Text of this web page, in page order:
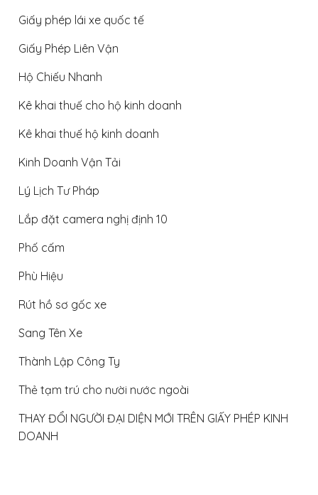
Giấy phép lái xe quốc tế
Giấy Phép Liên Vận
Hộ Chiếu Nhanh
Kê khai thuế cho hộ kinh doanh
Kê khai thuế hộ kinh doanh
Kinh Doanh Vận Tải
Lý Lịch Tư Pháp
Lắp đặt camera nghị định 10
Phố cấm
Phù Hiệu
Rút hồ sơ gốc xe
Sang Tên Xe
Thành Lập Công Ty
Thẻ tạm trú cho nười nước ngoài
THAY ĐỔI NGƯỜI ĐẠI DIỆN MỚI TRÊN GIẤY PHÉP KINH
DOANH